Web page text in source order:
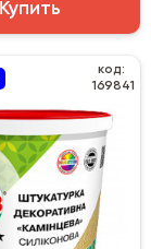
Купить
код:
169841